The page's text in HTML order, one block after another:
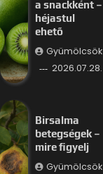
a snackként –
héjastul
ehető
Gyümölcsök
2026.07.28.
Birsalma
betegségek –
mire figyelj
Gyümölcsök